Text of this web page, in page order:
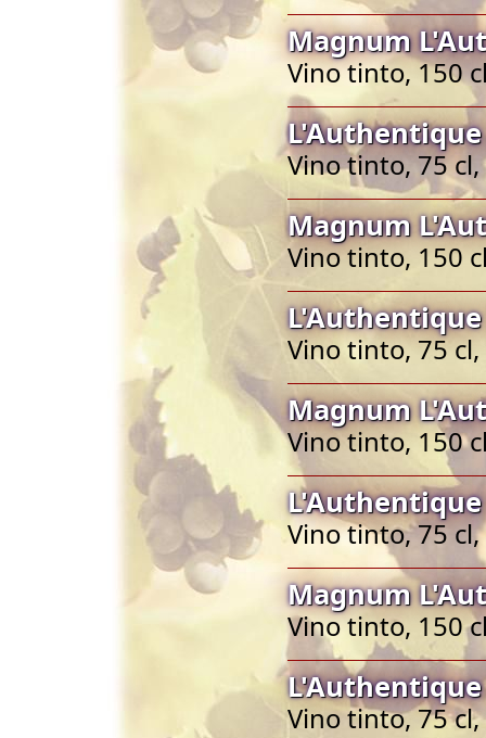
Magnum
Vino tinto, 150
L'Authentique
Vino tinto, 75 cl,
Magnum
Vino tinto, 150
L'Authentique
Vino tinto, 75 cl,
Magnum
Vino tinto, 150
L'Authentique
Vino tinto, 75 cl,
Magnum
Vino tinto, 150
L'Authentique
Vino tinto, 75 cl,